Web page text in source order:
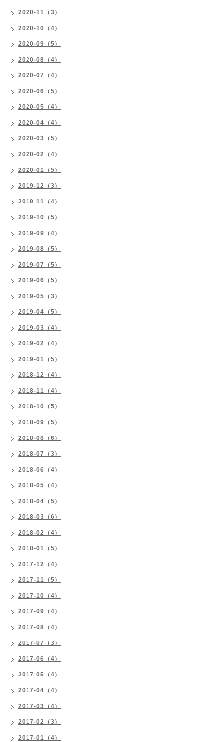
2020-11（3）
2020-10（4）
2020-09（5）
2020-08（4）
2020-07（4）
2020-06（5）
2020-05（4）
2020-04（4）
2020-03（5）
2020-02（4）
2020-01（5）
2019-12（3）
2019-11（4）
2019-10（5）
2019-09（4）
2019-08（5）
2019-07（5）
2019-06（5）
2019-05（3）
2019-04（5）
2019-03（4）
2019-02（4）
2019-01（5）
2018-12（4）
2018-11（4）
2018-10（5）
2018-09（5）
2018-08（6）
2018-07（3）
2018-06（4）
2018-05（4）
2018-04（5）
2018-03（6）
2018-02（4）
2018-01（5）
2017-12（4）
2017-11（5）
2017-10（4）
2017-09（4）
2017-08（4）
2017-07（3）
2017-06（4）
2017-05（4）
2017-04（4）
2017-03（4）
2017-02（3）
2017-01（4）